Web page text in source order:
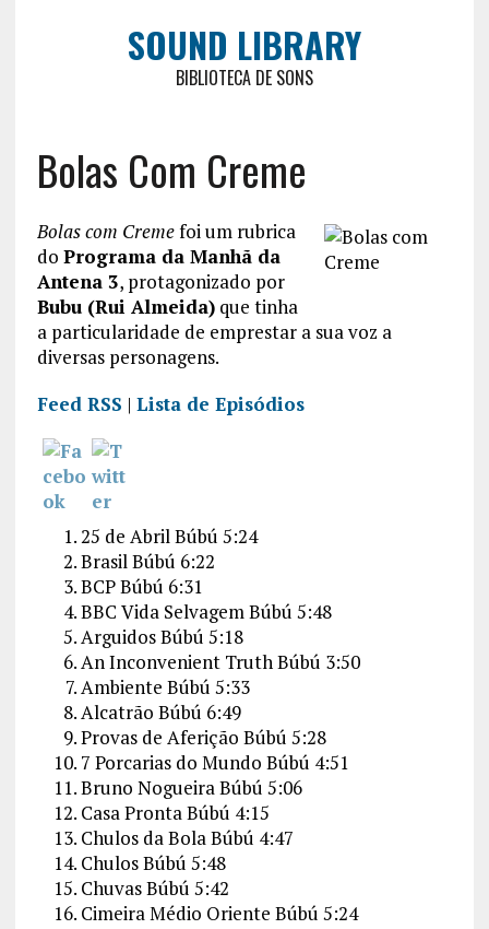
SOUND LIBRARY
BIBLIOTECA DE SONS
Bolas Com Creme
Bolas com Cremefoi um rubrica
do Programa da Manhã da
Antena 3, protagonizado por
Bubu (Rui Almeida)que tinha
a particularidade de emprestar a sua voz a
diversas personagens.
Feed RSS | Lista de Episódios
25 de AbrilBúbú 5:24
BrasilBúbú 6:22
BCPBúbú 6:31
BBC Vida SelvagemBúbú 5:48
ArguidosBúbú 5:18
An Inconvenient TruthBúbú 3:50
Ambiente Búbú 5:33
Alcatrão Búbú 6:49
Provas de Aferição Búbú 5:28
7 Porcarias do Mundo Búbú 4:51
Bruno NogueiraBúbú 5:06
Casa ProntaBúbú 4:15
Chulos da BolaBúbú 4:47
ChulosBúbú 5:48
ChuvasBúbú 5:42
Cimeira Médio Oriente Búbú 5:24